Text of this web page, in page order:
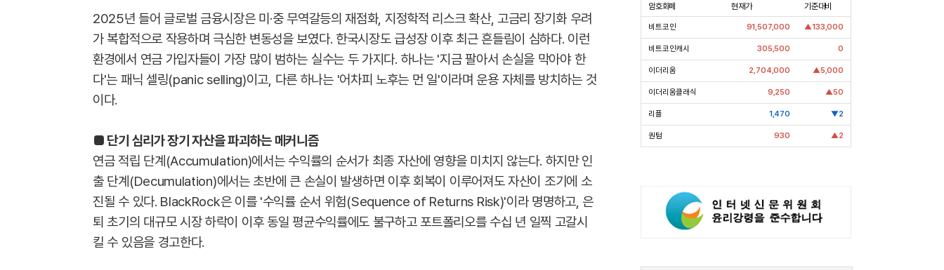
2025년 들어 글로벌 금융시장은 미·중 무역갈등의 재점화, 지정학적 리스크 확산, 고금리 장기화 우려
가 복합적으로 작용하며 극심한 변동성을 보였다. 한국시장도 급성장 이후 최근 흔들림이 심하다. 이런
환경에서 연금 가입자들이 가장 많이 범하는 실수는 두 가지다. 하나는 '지금 팔아서 손실을 막아야 한
다'는 패닉 셀링(panic selling)이고, 다른 하나는 '어차피 노후는 먼 일'이라며 운용 자체를 방치하는 것
이다.
■ 단기 심리가 장기 자산을 파괴하는 메커니즘
연금 적립 단계(Accumulation)에서는 수익률의 순서가 최종 자산에 영향을 미치지 않는다. 하지만 인
출 단계(Decumulation)에서는 초반에 큰 손실이 발생하면 이후 회복이 이루어져도 자산이 조기에 소
진될 수 있다. BlackRock은 이를 '수익률 순서 위험(Sequence of Returns Risk)'이라 명명하고, 은
퇴 초기의 대규모 시장 하락이 이후 동일 평균수익률에도 불구하고 포트폴리오를 수십 년 일찍 고갈시
킬 수 있음을 경고한다.
암호화폐 현재가 기준대비
비트코인 91,507,000 ▲133,000
비트코인캐시 305,500 0
이더리움 2,704,000 ▲5,000
이더리움클래식 9,250 ▲50
리플 1,470 ▼2
퀀텀 930 ▲2